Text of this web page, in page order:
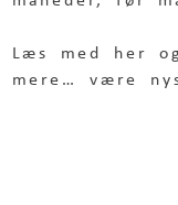
Læs med her
mere… være